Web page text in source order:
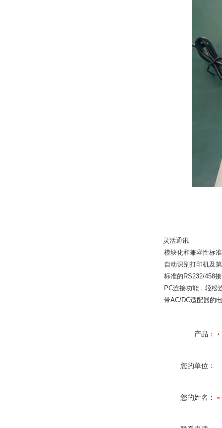
灵活通讯
模块化和兼容性标
自动识别打印机及
标准的RS232/458
PC连接功能，轻松
带AC/DC适配器的
产品：
您的单位：
您的姓名：